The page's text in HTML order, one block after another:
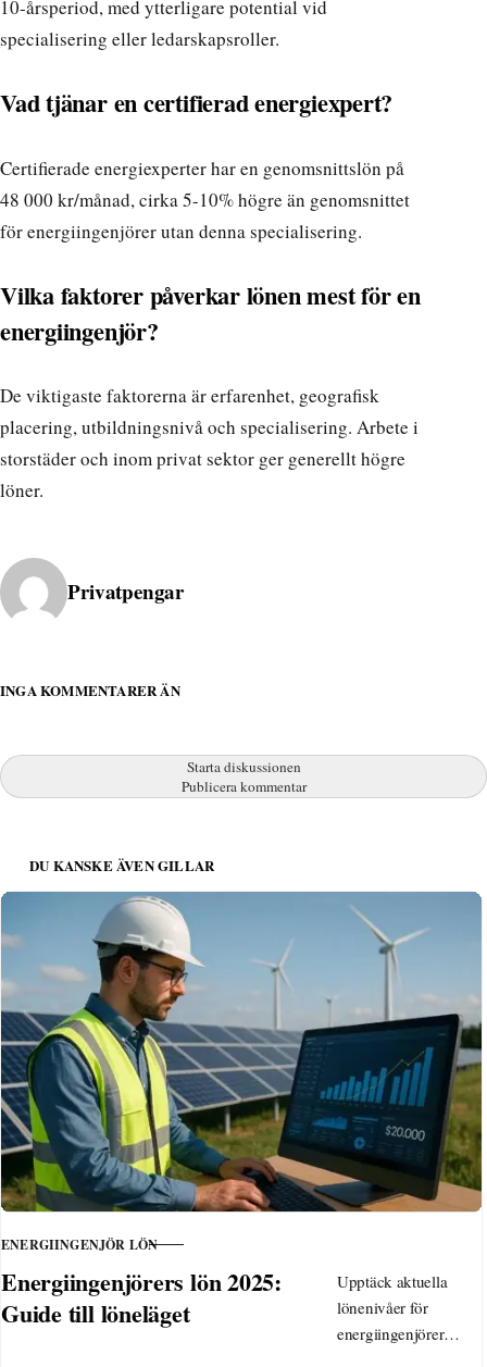
10-årsperiod, med ytterligare potential vid
specialisering eller ledarskapsroller.
Vad tjänar en certifierad energiexpert?
Certifierade energiexperter har en genomsnittslön på
48 000 kr/månad, cirka 5-10% högre än genomsnittet
för energiingenjörer utan denna specialisering.
Vilka faktorer påverkar lönen mest för en
energiingenjör?
De viktigaste faktorerna är erfarenhet, geografisk
placering, utbildningsnivå och specialisering. Arbete i
storstäder och inom privat sektor ger generellt högre
löner.
Publicerad av
Privatpengar
INGA KOMMENTARER ÄN
Starta diskussionen
Publicera kommentar
DU KANSKE ÄVEN GILLAR
KATEGORI
ENERGIINGENJÖR LÖN
Energiingenjörers lön 2025:
Guide till löneläget
Upptäck aktuella
lönenivåer för
energiingenjörer